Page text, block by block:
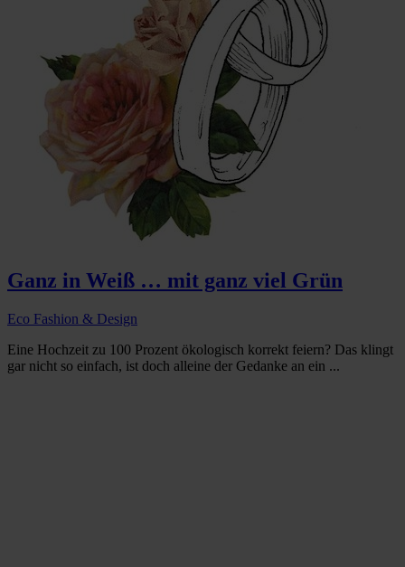
Ganz in Weiß … mit ganz viel Grün
Eco Fashion & Design
Eine Hochzeit zu 100 Prozent ökologisch korrekt feiern? Das klingt
gar nicht so einfach, ist doch alleine der Gedanke an ein ...